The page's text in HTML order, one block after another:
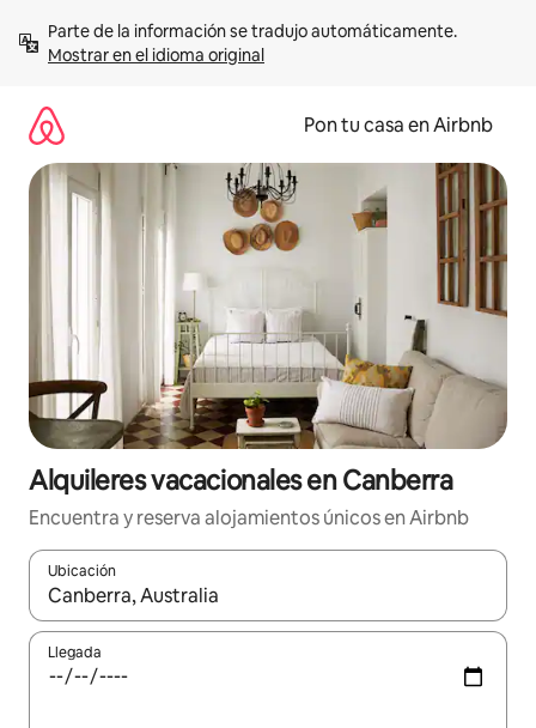
contenidoMostrar en el idioma original
Pon tu casa en Airbnb
Alquileres vacacionales en Canberra
Encuentra y reserva alojamientos únicos en Airbnb
Ubicación
Cuando los resultados estén disponibles, navega con las
Llegada